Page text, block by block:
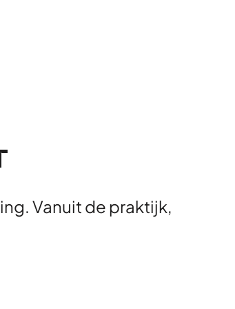
Vanuit de praktijk,